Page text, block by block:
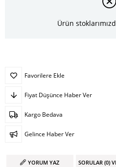
Ürün
Favorilere Ekle
Fiyat Düşünce Haber Ver
Kargo Bedava
Gelince Haber Ver
YORUM YAZ SORULAR (0)